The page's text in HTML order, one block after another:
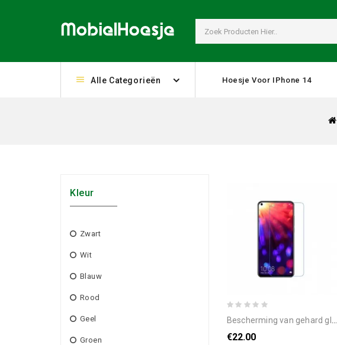
Alle Categorieën Hoesje Voor IPhone 14
Kleur
Zwart
Wit
Blauw
Rood
Geel
Groen
bescherming van gehard glas voor het honor view 20-scherm
€22.00